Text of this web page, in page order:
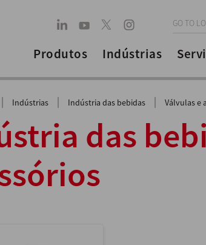
GO TO
Produtos Indústrias
| Indústrias | Indústria das bebidas | Válvulas e
das